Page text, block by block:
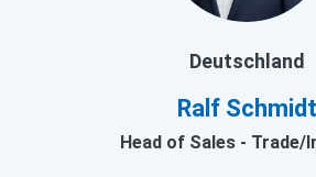
Deutschland
Ralf Schmidt
Head of Sales - Trade/